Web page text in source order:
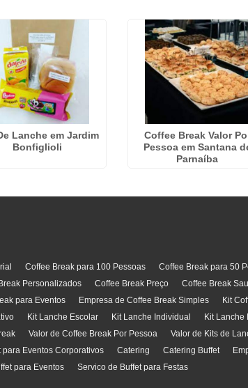
Lanche em Jardim
Bonfiglioli
Coffee Break Valor
Pessoa em Santana
Parnaíba
Coffee Break para 100 Pessoas Coffee Break para 50
Personalizados Coffee Break Preço Coffee Break
para Eventos Empresa de Coffee Break Simples Kit
Kit Lanche Escolar Kit Lanche Individual Kit Lanche
Valor de Coffee Break Por Pessoa Valor de Kits de
para Eventos Corporativos Catering Catering Buffet
para Eventos Servico de Buffet para Festas